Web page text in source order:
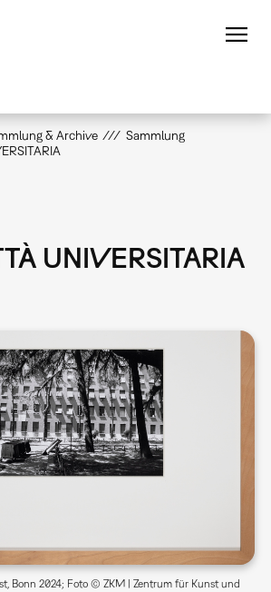
& Archive
Sammlung
UNIVERSITARIA
Bonn 2024; Foto © ZKM | Zentrum für Kunst und